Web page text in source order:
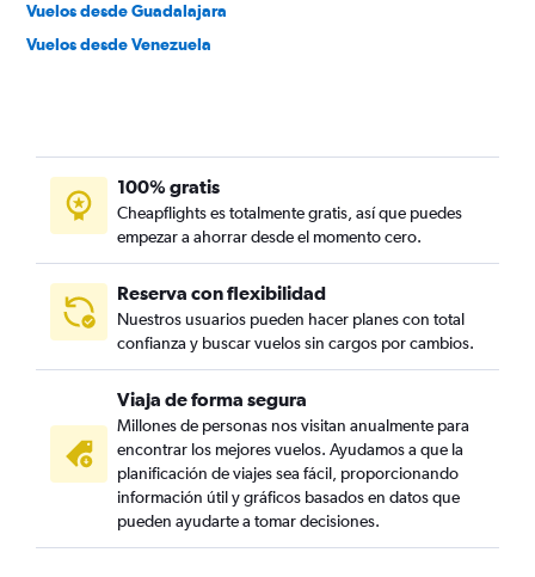
Vuelos desde Guadalajara
Vuelos desde Venezuela
100% gratis
Cheapflights es totalmente gratis, así que puedes
empezar a ahorrar desde el momento cero.
Reserva con flexibilidad
Nuestros usuarios pueden hacer planes con total
confianza y buscar vuelos sin cargos por cambios.
Viaja de forma segura
Millones de personas nos visitan anualmente para
encontrar los mejores vuelos. Ayudamos a que la
planificación de viajes sea fácil, proporcionando
información útil y gráficos basados en datos que
pueden ayudarte a tomar decisiones.